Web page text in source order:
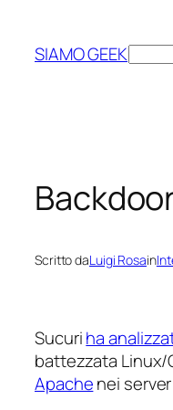
contenuto
SIAMO GEEKCerca
Scritto daLuigi Rosain
Sucuriha
battezzata Linux/
Apachenei